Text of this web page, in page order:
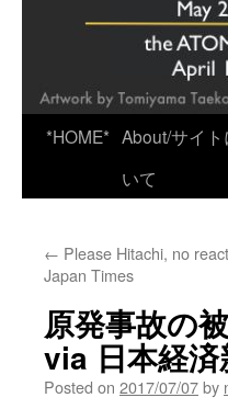
*HOME* About/サイト
いて
← Please Hitachi, no
Japan Times
原発事故の
via 日本経済
Posted on 2017/07/07by